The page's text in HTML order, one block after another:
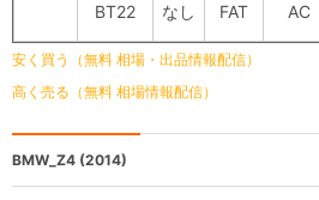
BT22 なし FAT AC
安く買う（無料 相場・出品情報配信）
高く売る（無料 相場情報配信）
BMW_Z4 (2014)